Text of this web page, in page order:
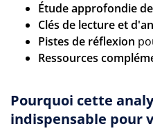
Étude approfondie
Clés de lecture et
Pistes de réflexion
Ressources
Pourquoi cette
indispensable pour